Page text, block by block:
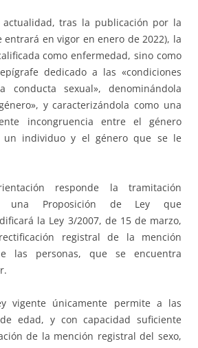
tras la publicación por la
entrará en vigor en enero de 2022), la
como enfermedad, sino como
dedicado a las «condiciones
conducta sexual», denominándola
y caracterizándola como una
incongruencia entre el género
un individuo y el género que se le
responde la tramitación
una Proposición de Ley que
la Ley 3/2007, de 15 de marzo,
registral de la mención
las personas, que se encuentra
vigente únicamente permite a las
edad, y con capacidad suficiente
de la mención registral del sexo,